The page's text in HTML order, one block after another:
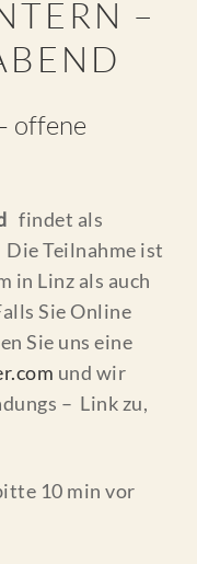
–
offene
findet als
Teilnahme ist
in Linz als auch
Sie Online
Sie uns eine
und wir
– Link zu,
10 min vor